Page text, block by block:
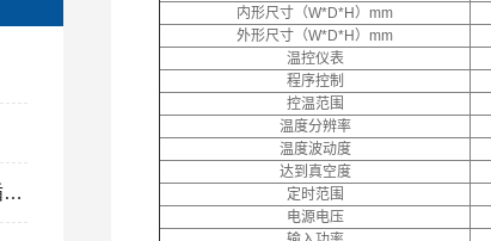
内形尺寸（W*D*H）mm
外形尺寸（W*D*H）mm
温控仪表
程序控制
控温范围
温度分辨率
温度波动度
达到真空度
定时范围
电源电压
高低温试验箱如果采用强迫空气循环有下列两种方法